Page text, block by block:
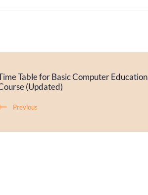
Table for Basic Computer Education
(Updated)
Previous